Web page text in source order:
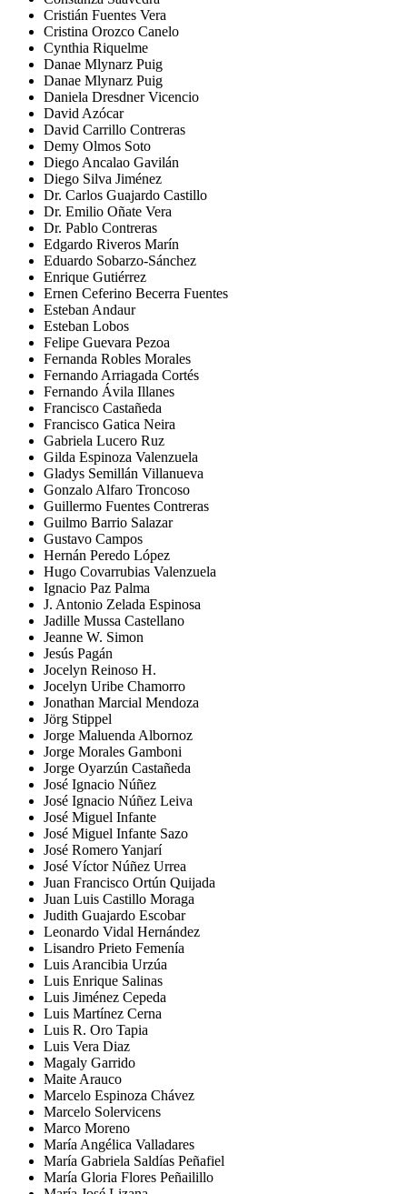
Cristián Fuentes Vera
Cristina Orozco Canelo
Cynthia Riquelme
Danae Mlynarz Puig
Danae Mlynarz Puig
Daniela Dresdner Vicencio
David Azócar
David Carrillo Contreras
Demy Olmos Soto
Diego Ancalao Gavilán
Diego Silva Jiménez
Dr. Carlos Guajardo Castillo
Dr. Emilio Oñate Vera
Dr. Pablo Contreras
Edgardo Riveros Marín
Eduardo Sobarzo-Sánchez
Enrique Gutiérrez
Ernen Ceferino Becerra Fuentes
Esteban Andaur
Esteban Lobos
Felipe Guevara Pezoa
Fernanda Robles Morales
Fernando Arriagada Cortés
Fernando Ávila Illanes
Francisco Castañeda
Francisco Gatica Neira
Gabriela Lucero Ruz
Gilda Espinoza Valenzuela
Gladys Semillán Villanueva
Gonzalo Alfaro Troncoso
Guillermo Fuentes Contreras
Guilmo Barrio Salazar
Gustavo Campos
Hernán Peredo López
Hugo Covarrubias Valenzuela
Ignacio Paz Palma
J. Antonio Zelada Espinosa
Jadille Mussa Castellano
Jeanne W. Simon
Jesús Pagán
Jocelyn Reinoso H.
Jocelyn Uribe Chamorro
Jonathan Marcial Mendoza
Jörg Stippel
Jorge Maluenda Albornoz
Jorge Morales Gamboni
Jorge Oyarzún Castañeda
José Ignacio Núñez
José Ignacio Núñez Leiva
José Miguel Infante
José Miguel Infante Sazo
José Romero Yanjarí
José Víctor Núñez Urrea
Juan Francisco Ortún Quijada
Juan Luis Castillo Moraga
Judith Guajardo Escobar
Leonardo Vidal Hernández
Lisandro Prieto Femenía
Luis Arancibia Urzúa
Luis Enrique Salinas
Luis Jiménez Cepeda
Luis Martínez Cerna
Luis R. Oro Tapia
Luis Vera Diaz
Magaly Garrido
Maite Arauco
Marcelo Espinoza Chávez
Marcelo Solervicens
Marco Moreno
María Angélica Valladares
María Gabriela Saldías Peñafiel
María Gloria Flores Peñailillo